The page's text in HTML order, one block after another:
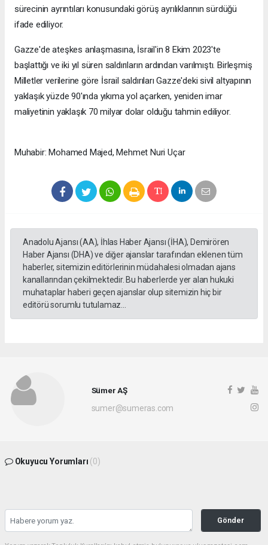
sürecinin ayrıntıları konusundaki görüş ayrılıklarının sürdüğü
ifade ediliyor.
Gazze'de ateşkes anlaşmasına, İsrail'in 8 Ekim 2023'te
başlattığı ve iki yıl süren saldırıların ardından varılmıştı. Birleşmiş
Milletler verilerine göre İsrail saldırıları Gazze'deki sivil altyapının
yaklaşık yüzde 90'ında yıkıma yol açarken, yeniden imar
maliyetinin yaklaşık 70 milyar dolar olduğu tahmin ediliyor.
Muhabir: Mohamed Majed, Mehmet Nuri Uçar
Anadolu Ajansı (AA), İhlas Haber Ajansı (İHA), Demirören
Haber Ajansı (DHA) ve diğer ajanslar tarafından eklenen tüm
haberler, sitemizin editörlerinin müdahalesi olmadan ajans
kanallarından çekilmektedir. Bu haberlerde yer alan hukuki
muhataplar haberi geçen ajanslar olup sitemizin hiç bir
editörü sorumlu tutulamaz...
Sümer AŞ
sumer@sumeras.com
Okuyucu Yorumları (0)
Gönder